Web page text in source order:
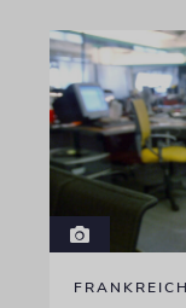
FRANKREICH